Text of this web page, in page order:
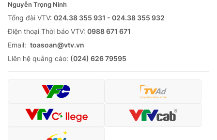
Nguyễn Trọng Ninh
Tổng đài VTV: 024.38 355 931 - 024.38 355 932
Ðiện thoại Thời báo VTV: 0988 671 671
Email: toasoan@vtv.vn
Liên hệ quảng cáo: (024) 626 79595